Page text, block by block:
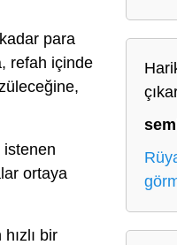
para
refah içinde
ortaya
bir